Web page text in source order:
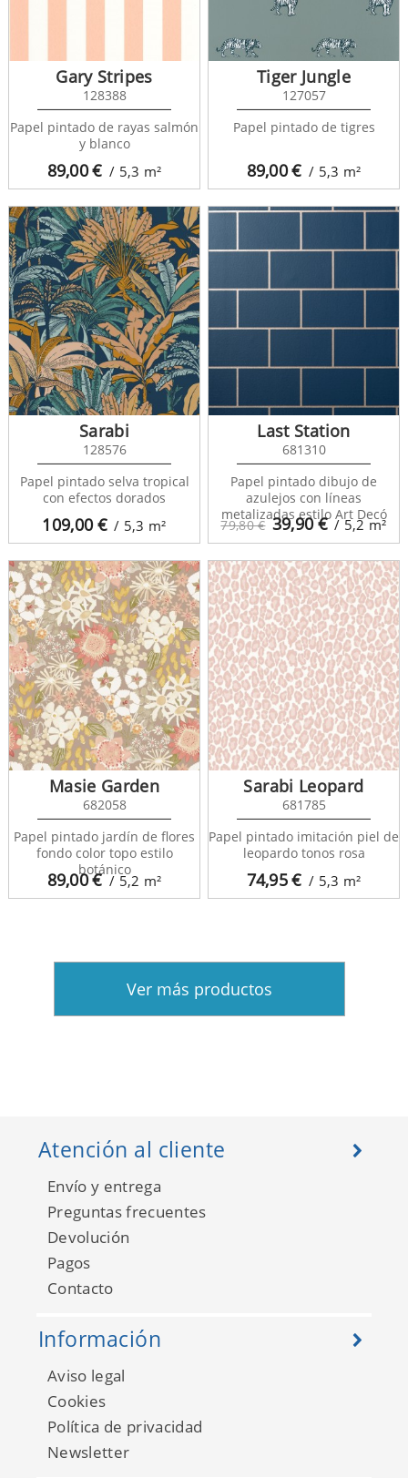
89,00€ / 5,3 m²
Gary Stripes
128388
Papel pintado de rayas salmón
y blanco
89,00€ / 5,3 m²
Tiger Jungle
127057
Papel pintado de tigres
109,00€ / 5,3 m²
Sarabi
128576
Papel pintado selva tropical
con efectos dorados
79,80 € 39,90€ / 5,2 m²
Last Station
681310
Papel pintado dibujo de
azulejos con líneas
metalizadas estilo Art Decó
89,00€ / 5,2 m²
Masie Garden
682058
Papel pintado jardín de flores
fondo color topo estilo
botánico
74,95€ / 5,3 m²
Sarabi Leopard
681785
Papel pintado imitación piel de
leopardo tonos rosa
Ver más productos
Atención al cliente
Envío y entrega
Preguntas frecuentes
Devolución
Pagos
Contacto
Información
Aviso legal
Cookies
Política de privacidad
Newsletter